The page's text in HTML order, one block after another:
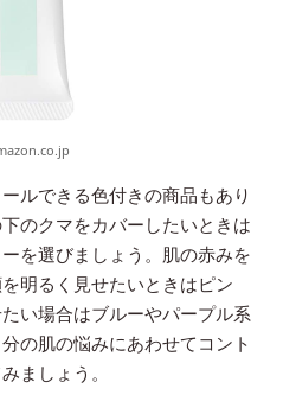
ルできる色付きの商品もあり
のクマをカバーしたいときは
を選びましょう。肌の赤みを
明るく見せたいときはピン
い場合はブルーやパープル系
の肌の悩みにあわせてコント
ましょう。